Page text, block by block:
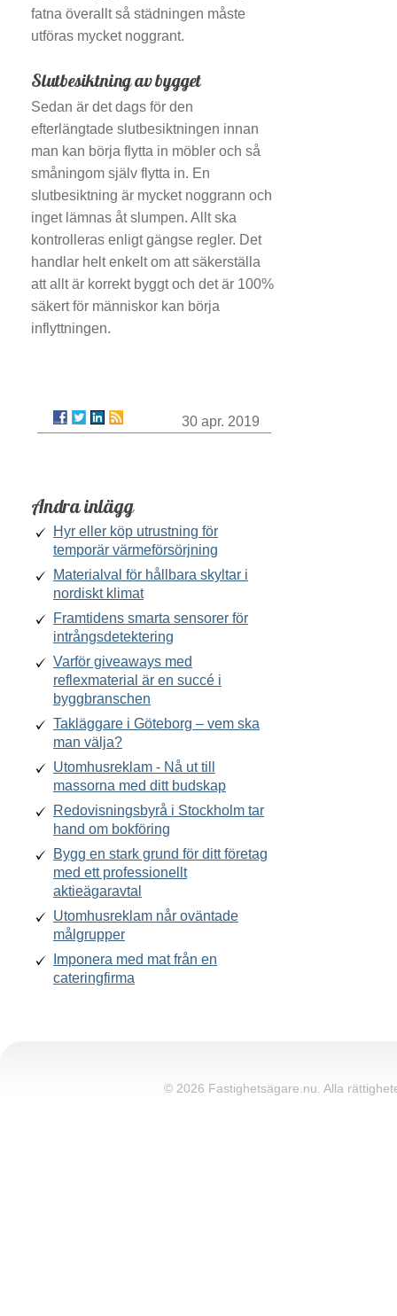
fatna överallt så städningen måste
utföras mycket noggrant.
Slutbesiktning av bygget
Sedan är det dags för den
efterlängtade slutbesiktningen innan
man kan börja flytta in möbler och så
småningom själv flytta in. En
slutbesiktning är mycket noggrann och
inget lämnas åt slumpen. Allt ska
kontrolleras enligt gängse regler. Det
handlar helt enkelt om att säkerställa
att allt är korrekt byggt och det är 100%
säkert för människor kan börja
inflyttningen.
30 apr. 2019
Andra inlägg
Hyr eller köp utrustning för
temporär värmeförsörjning
Materialval för hållbara skyltar i
nordiskt klimat
Framtidens smarta sensorer för
intrångsdetektering
Varför giveaways med
reflexmaterial är en succé i
byggbranschen
Takläggare i Göteborg – vem ska
man välja?
Utomhusreklam - Nå ut till
massorna med ditt budskap
Redovisningsbyrå i Stockholm tar
hand om bokföring
Bygg en stark grund för ditt företag
med ett professionellt
aktieägaravtal
Utomhusreklam når oväntade
målgrupper
Imponera med mat från en
cateringfirma
© 2026 Fastighetsägare.nu. Alla